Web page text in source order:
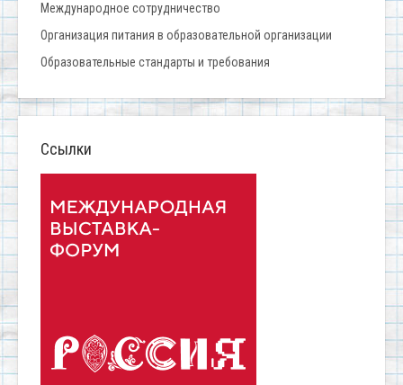
Международное сотрудничество
Организация питания в образовательной организации
Образовательные стандарты и требования
Ссылки